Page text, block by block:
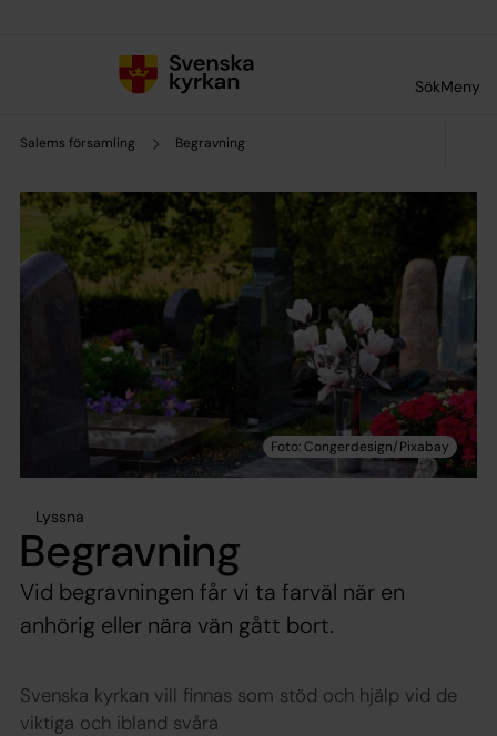
SökMeny
Salems församling Begravning
Lyssna
Begravning
Vid begravningen får vi ta farväl när en
anhörig eller nära vän gått bort.
Svenska kyrkan vill finnas som stöd och hjälp vid de
viktiga och ibland svåra